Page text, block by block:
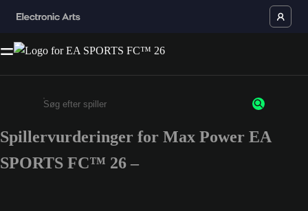
Enter a minimum of 3 characters or numbers
Spillervurderinger for Max Power EA
SPORTS FC™ 26 –